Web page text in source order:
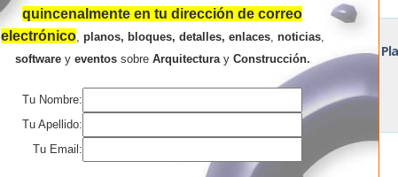
Auditorio para la Escuela de Agricultura
Resultados de la búsqueda .
quincenalmente en tu dirección de correo
electrónico, planos, bloques, detalles, enlaces, noticias,
softwarey eventossobre Arquitecturay Construcción.
Tu Nombre:
Tu Apellido:
Tu Email: